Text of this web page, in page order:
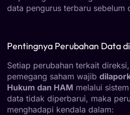
data pengurus terbaru sebelum
Pentingnya Perubahan Data
Setiap perubahan terkait
pemegang saham wajib
Hukum dan HAM melalui
data tidak diperbarui, maka
menghadapi kendala dalam: